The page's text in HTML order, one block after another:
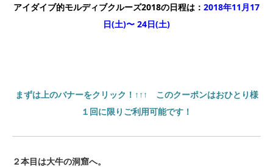
アイダイブ的モルディブクルーズ2018の日程は： 2018年11月17
日(土)〜 24日(土)
まずは上のバナーをクリック！↑↑↑ このクーポンはおひとり様
１回に限りご利用可能です！
２本目は大牛の洞窟へ。